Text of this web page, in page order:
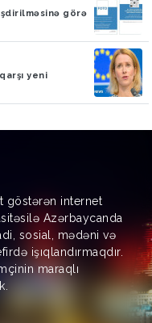
görə
yeni
göstərən internet
Azərbaycanda
sosial, mədəni və
işıqlandırmaqdır.
maraqlı